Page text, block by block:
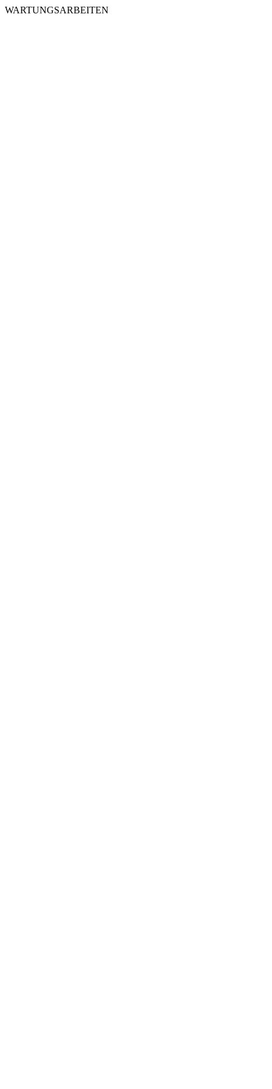
WARTUNGSARBEITEN